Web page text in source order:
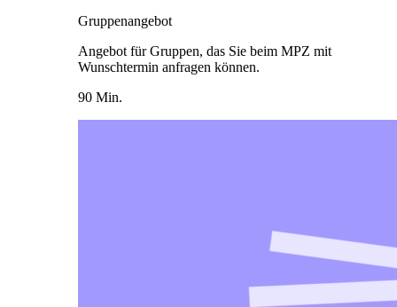
Gruppenangebot
Angebot für Gruppen, das Sie beim MPZ mit
Wunschtermin anfragen können.
90 Min.